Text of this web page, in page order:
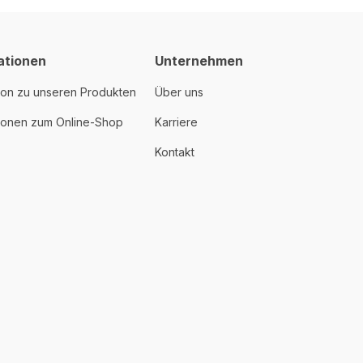
zu unseren Produkten
zum Online-Shop
Unternehmen
Über uns
Karriere
Kontakt